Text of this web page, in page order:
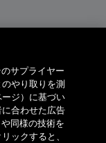
のサプライヤー
やり取りを測
ジ）に基づい
合わせた広告
同様の技術を
ックすると、